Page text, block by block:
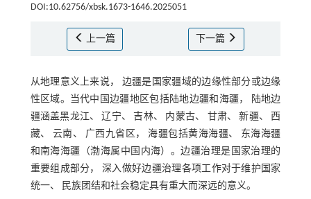
DOI:10.62756/xbsk.1673-1646.2025051
上一篇 下一篇
从地理意义上来说， 边疆是国家疆域的边缘性部分或边缘
性区域。当代中国边疆地区包括陆地边疆和海疆， 陆地边
疆涵盖黑龙江、 辽宁、 吉林、 内蒙古、 甘肃、 新疆、 西
藏、 云南、 广西九省区， 海疆包括黄海海疆、 东海海疆
和南海海疆（渤海属中国内海）。边疆治理是国家治理的
重要组成部分， 深入做好边疆治理各项工作对于维护国家
统一、 民族团结和社会稳定具有重大而深远的意义。